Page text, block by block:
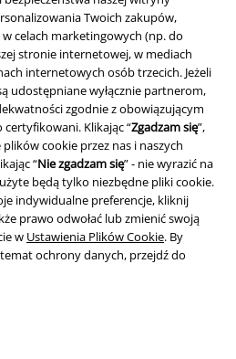
Twoich zakupów,
celach marketingowych (np. do
stronie internetowej, w mediach
internetowych osób trzecich. Jeżeli
udostępniane wyłącznie partnerom,
zgodnie z obowiązującym
Klikając “Zgadzam się”,
cookie przez nas i naszych
“Nie zgadzam się” - nie wyrazić na
będą tylko niezbędne pliki cookie.
indywidualne preferencje, kliknij
prawo odwołać lub zmienić swoją
w Ustawienia Plików Cookie. By
ochrony danych, przejdź do
ochrona środowiska